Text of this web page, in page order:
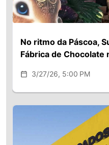
No ritmo da Páscoa,
Fábrica de Chocolate
3/27/26, 5:00 PM